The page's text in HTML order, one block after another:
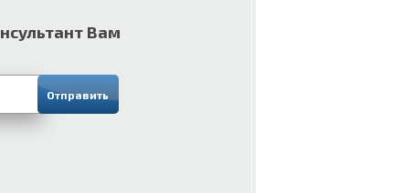
Вам